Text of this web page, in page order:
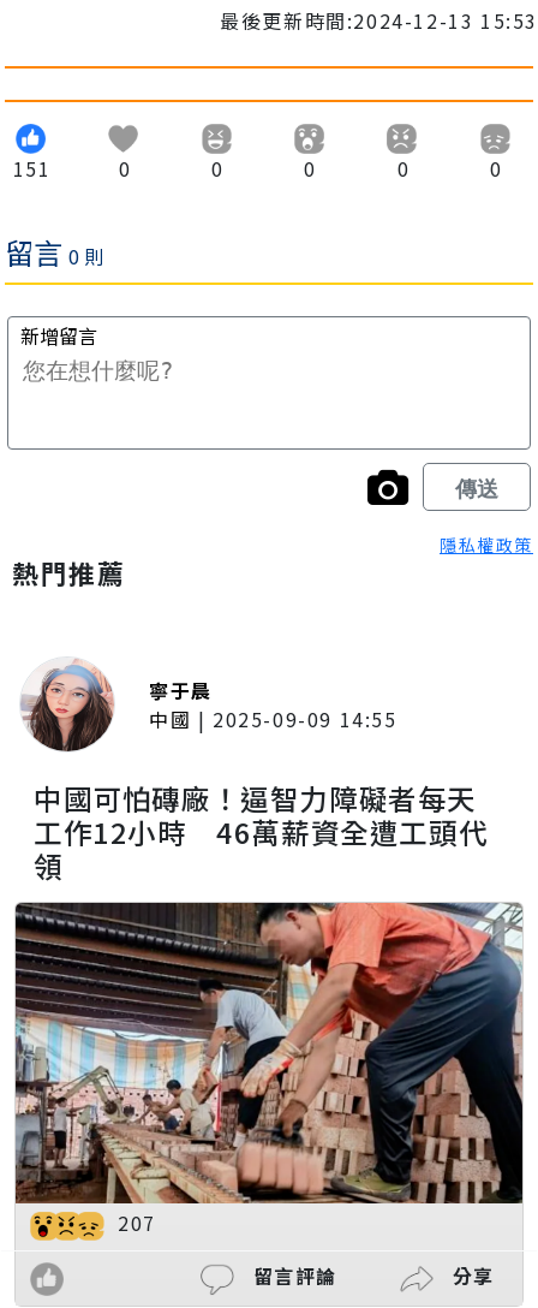
最後更新時間:2024-12-13 15:53
151 0 0 0 0 0
隱私權政策
熱門推薦
寧于晨
中國 | 2025-09-09 14:55
中國可怕磚廠！逼智力障礙者每天
工作12小時 46萬薪資全遭工頭代
領
207
留言評論
分享